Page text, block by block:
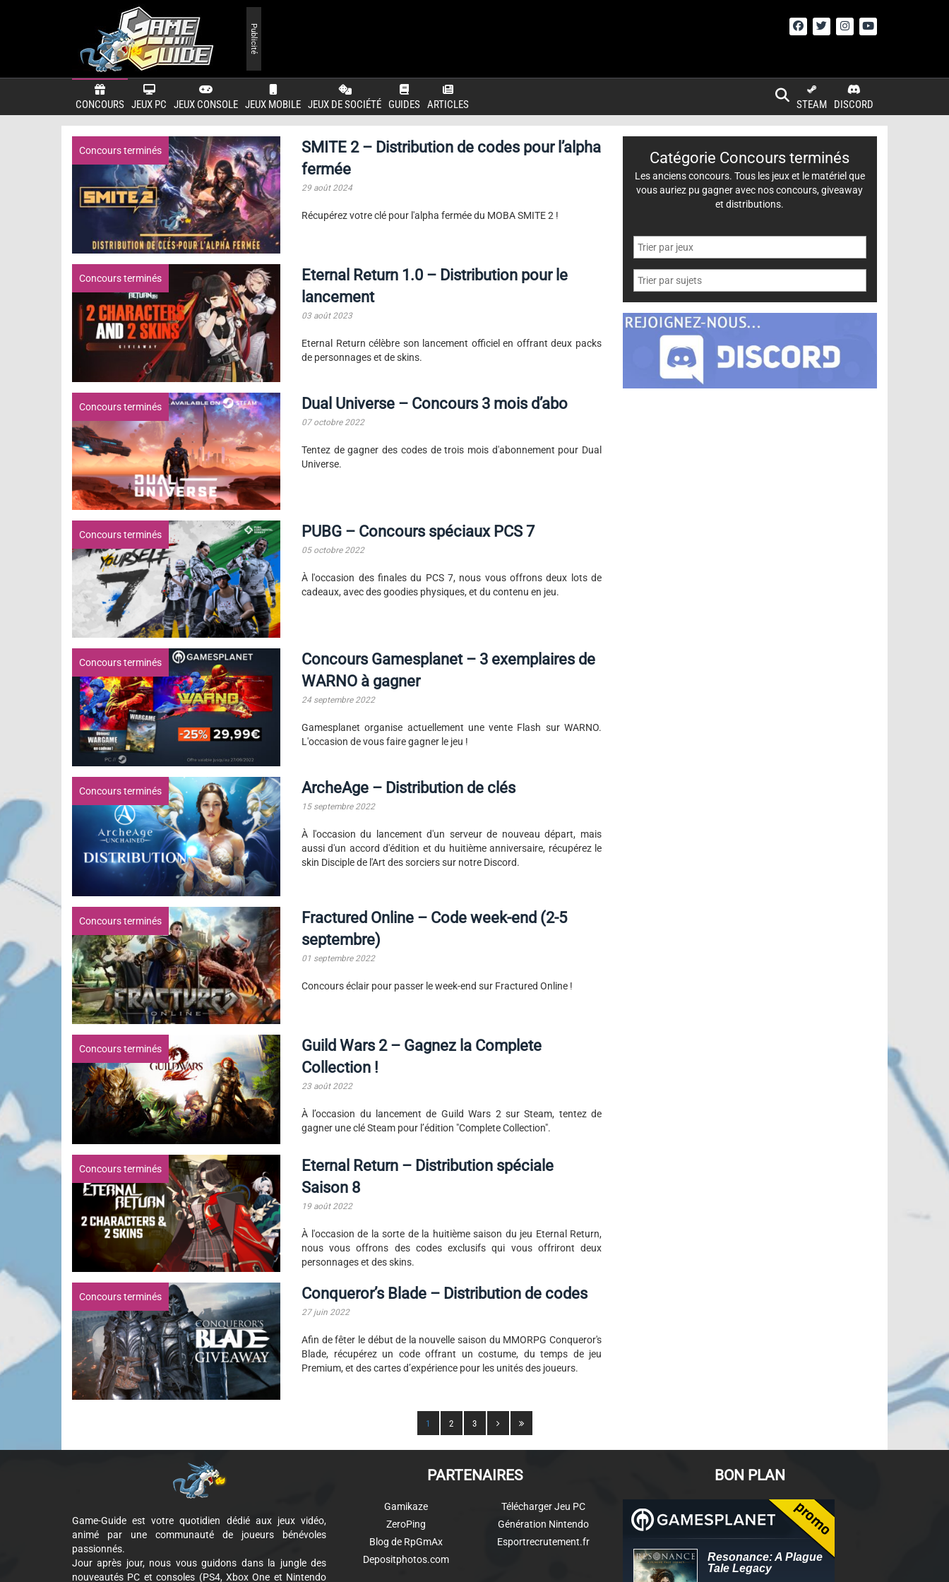
CONCOURS JEUX PC JEUX CONSOLE JEUX MOBILE JEUX DE SOCIÉTÉ GUIDES ARTICLES DISCORD
STEAM
Publicité
Concours terminés
SMITE 2 – Distribution de codes pour l’alpha
fermée
29 août 2024
Récupérez votre clé pour l'alpha fermée du MOBA SMITE 2 !
Concours terminés
Eternal Return 1.0 – Distribution pour le
lancement
03 août 2023
Eternal Return célèbre son lancement officiel en offrant deux packs
de personnages et de skins.
Concours terminés Dual Universe – Concours 3 mois d’abo
07 octobre 2022
Tentez de gagner des codes de trois mois d'abonnement pour Dual
Universe.
Concours terminés PUBG – Concours spéciaux PCS 7
05 octobre 2022
À l'occasion des finales du PCS 7, nous vous offrons deux lots de
cadeaux, avec des goodies physiques, et du contenu en jeu.
Concours terminés
Concours Gamesplanet – 3 exemplaires de
WARNO à gagner
24 septembre 2022
Gamesplanet organise actuellement une vente Flash sur WARNO.
L'occasion de vous faire gagner le jeu !
Concours terminés ArcheAge – Distribution de clés
15 septembre 2022
À l'occasion du lancement d'un serveur de nouveau départ, mais
aussi d'un accord d'édition et du huitième anniversaire, récupérez le
skin Disciple de l'Art des sorciers sur notre Discord.
Concours terminés
Fractured Online – Code week-end (2-5
septembre)
01 septembre 2022
Concours éclair pour passer le week-end sur Fractured Online !
Concours terminés
Guild Wars 2 – Gagnez la Complete
Collection !
23 août 2022
À l’occasion du lancement de Guild Wars 2 sur Steam, tentez de
gagner une clé Steam pour l’édition "Complete Collection".
Concours terminés
Eternal Return – Distribution spéciale
Saison 8
19 août 2022
À l'occasion de la sorte de la huitième saison du jeu Eternal Return,
nous vous offrons des codes exclusifs qui vous offriront deux
personnages et des skins.
Concours terminés Conqueror’s Blade – Distribution de codes
27 juin 2022
Afin de fêter le début de la nouvelle saison du MMORPG Conqueror's
Blade, récupérez un code offrant un costume, du temps de jeu
Premium, et des cartes d’expérience pour les unités des joueurs.
Catégorie Concours terminés
Les anciens concours. Tous les jeux et le matériel que
vous auriez pu gagner avec nos concours, giveaway
et distributions.
1 2 3
Game-Guide est votre quotidien dédié aux jeux vidéo,
animé par une communauté de joueurs bénévoles
passionnés.
Jour après jour, nous vous guidons dans la jungle des
nouveautés PC et consoles (PS4, Xbox One et Nintendo
PARTENAIRES
Gamikaze
ZeroPing
Blog de RpGmAx
Depositphotos.com
Télécharger Jeu PC
Génération Nintendo
Esportrecrutement.fr
BON PLAN